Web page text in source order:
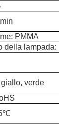
PMMA
della
verde